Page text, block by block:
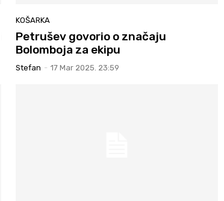
KOŠARKA
Petrušev govorio o značaju
Bolomboja za ekipu
Stefan - 17 Mar 2025. 23:59